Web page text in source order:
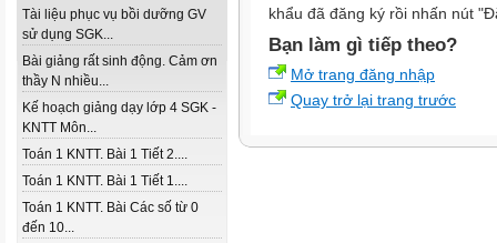
Tài liệu phục vụ bồi dưỡng GV
sử dụng SGK...
Bài giảng rất sinh động. Cảm ơn
thầy N nhiều...
Kế hoạch giảng dạy lớp 4 SGK -
KNTT Môn...
Toán 1 KNTT. Bài 1 Tiết 2....
Toán 1 KNTT. Bài 1 Tiết 1....
Toán 1 KNTT. Bài Các số từ 0
đến 10...
khẩu đã đăng ký rồi nhấn nút
Bạn làm gì tiếp theo?
Mở trang đăng nhập
Quay trở lại trang trước